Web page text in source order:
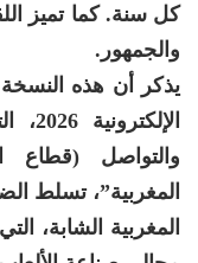
كل سنة. كما تميز
والجمهور.
يذكر أن هذه
والتواصل (قطاع
المغربية”، تسلط
المغربية الشابة،